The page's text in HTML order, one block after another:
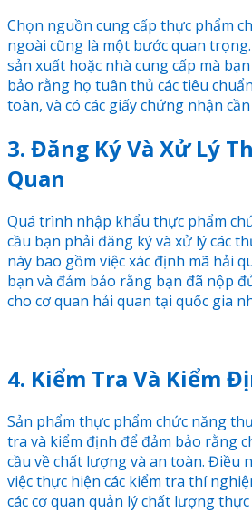
Chọn nguồn cung cấp thực phẩm
ngoài cũng là một bước quan
sản xuất hoặc nhà cung cấp mà
bảo rằng họ tuân thủ các tiêu
toàn, và có các giấy chứng nhận
3. Đăng Ký Và Xử Lý
Quan
Quá trình nhập khẩu thực phẩm
cầu bạn phải đăng ký và xử lý các
này bao gồm việc xác định mã hải
bạn và đảm bảo rằng bạn đã nộp
cho cơ quan hải quan tại quốc gia
4. Kiểm Tra Và Kiểm
Sản phẩm thực phẩm chức năng
tra và kiểm định để đảm bảo rằng
cầu về chất lượng và an toàn. Điều
việc thực hiện các kiểm tra thí
các cơ quan quản lý chất lượng thực